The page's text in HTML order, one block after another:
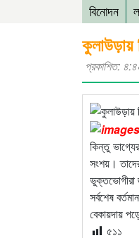
বিনোদন
কুলাউড়ায়
প্রকাশিত:
কিন্তু
সংশয়।
ভুক্তভোগীরা
সর্বশেষ
বেকায়দায়
৫১১